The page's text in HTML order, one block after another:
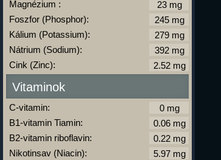
Magnézium :
Foszfor (Phosphor):
Kálium (Potassium):
Nátrium (Sodium):
Cink (Zinc):
Vitaminok
C-vitamin:
B1-vitamin Tiamin:
B2-vitamin riboflavin:
Nikotinsav (Niacin):